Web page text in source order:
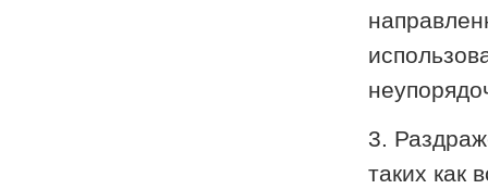
3.
таких как